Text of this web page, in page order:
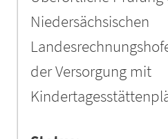
Niedersächsischen
der Versorgung mit